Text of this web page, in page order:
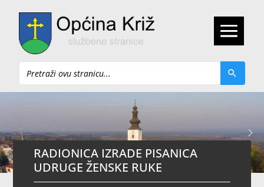
Pretraži
RADIONICA IZRADE PISANICA
UDRUGE ŽENSKE RUKE